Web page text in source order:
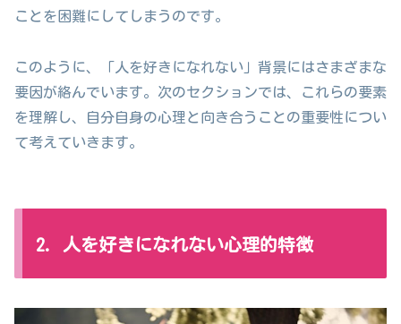
ことを困難にしてしまうのです。
このように、「人を好きになれない」背景にはさまざまな
要因が絡んでいます。次のセクションでは、これらの要素
を理解し、自分自身の心理と向き合うことの重要性につい
て考えていきます。
2. 人を好きになれない心理的特徴